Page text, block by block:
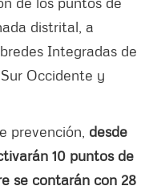
distrital, a
Integradas de
Occidente y
prevención, desde
10 puntos de
se contarán con 28